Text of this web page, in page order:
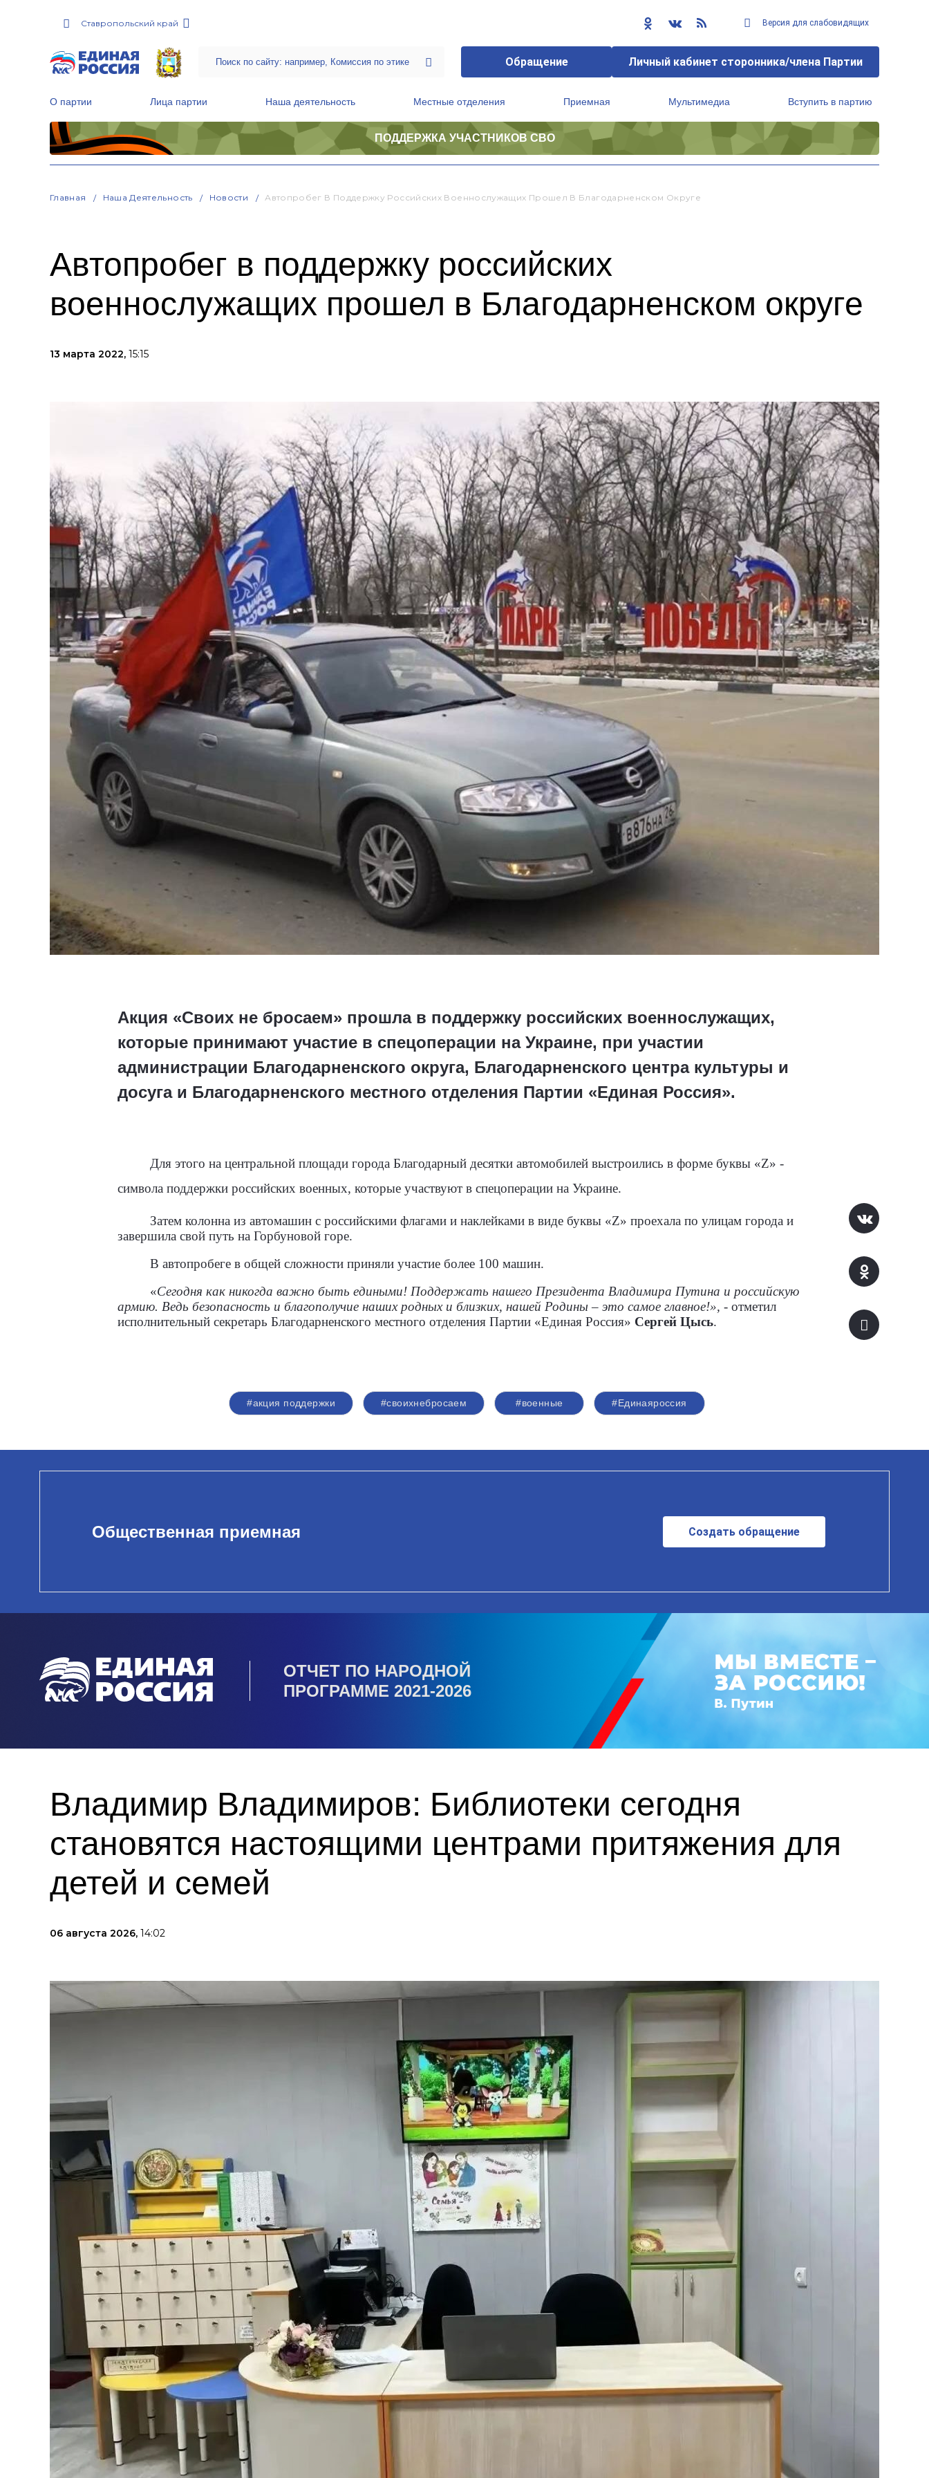
Ставропольский край Версия для слабовидящих
Обращение Личный кабинет сторонника/члена Партии
О партии Лица партии Наша деятельность Местные отделения Приемная Мультимедиа Вступить в партию
ПОДДЕРЖКА УЧАСТНИКОВ СВО
Главная Наша Деятельность Новости Автопробег В Поддержку Российских Военнослужащих Прошел В Благодарненском Округе
Автопробег в поддержку российских
военнослужащих прошел в Благодарненском округе
13 марта 2022, 15:15
Акция «Своих не бросаем» прошла в поддержку российских военнослужащих,
которые принимают участие в спецоперации на Украине, при участии
администрации Благодарненского округа, Благодарненского центра культуры и
досуга и Благодарненского местного отделения Партии «Единая Россия».
Для этого на центральной площади города Благодарный десятки автомобилей выстроились в форме буквы «Z» -
символа поддержки российских военных, которые участвуют в спецоперации на Украине.
Затем колонна из автомашин с российскими флагами и наклейками в виде буквы «Z» проехала по улицам города и
завершила свой путь на Горбуновой горе.
В автопробеге в общей сложности приняли участие более 100 машин.
«Сегодня как никогда важно быть едиными! Поддержать нашего Президента Владимира Путина и российскую
армию. Ведь безопасность и благополучие наших родных и близких, нашей Родины – это самое главное!», - отметил
исполнительный секретарь Благодарненского местного отделения Партии «Единая Россия» Сергей Цысь.
#акция поддержки #своихнебросаем #военные #Единаяроссия
Общественная приемная Создать обращение
ОТЧЕТ ПО НАРОДНОЙ
ПРОГРАММЕ 2021-2026
Владимир Владимиров: Библиотеки сегодня
становятся настоящими центрами притяжения для
детей и семей
06 августа 2026, 14:02